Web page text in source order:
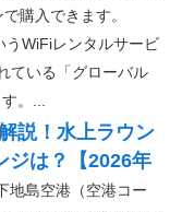
購入できます。
WiFiレンタルサービ
ている「グローバル
。...
説！水上ラウン
ジは？【2026年
地島空港（空港コー